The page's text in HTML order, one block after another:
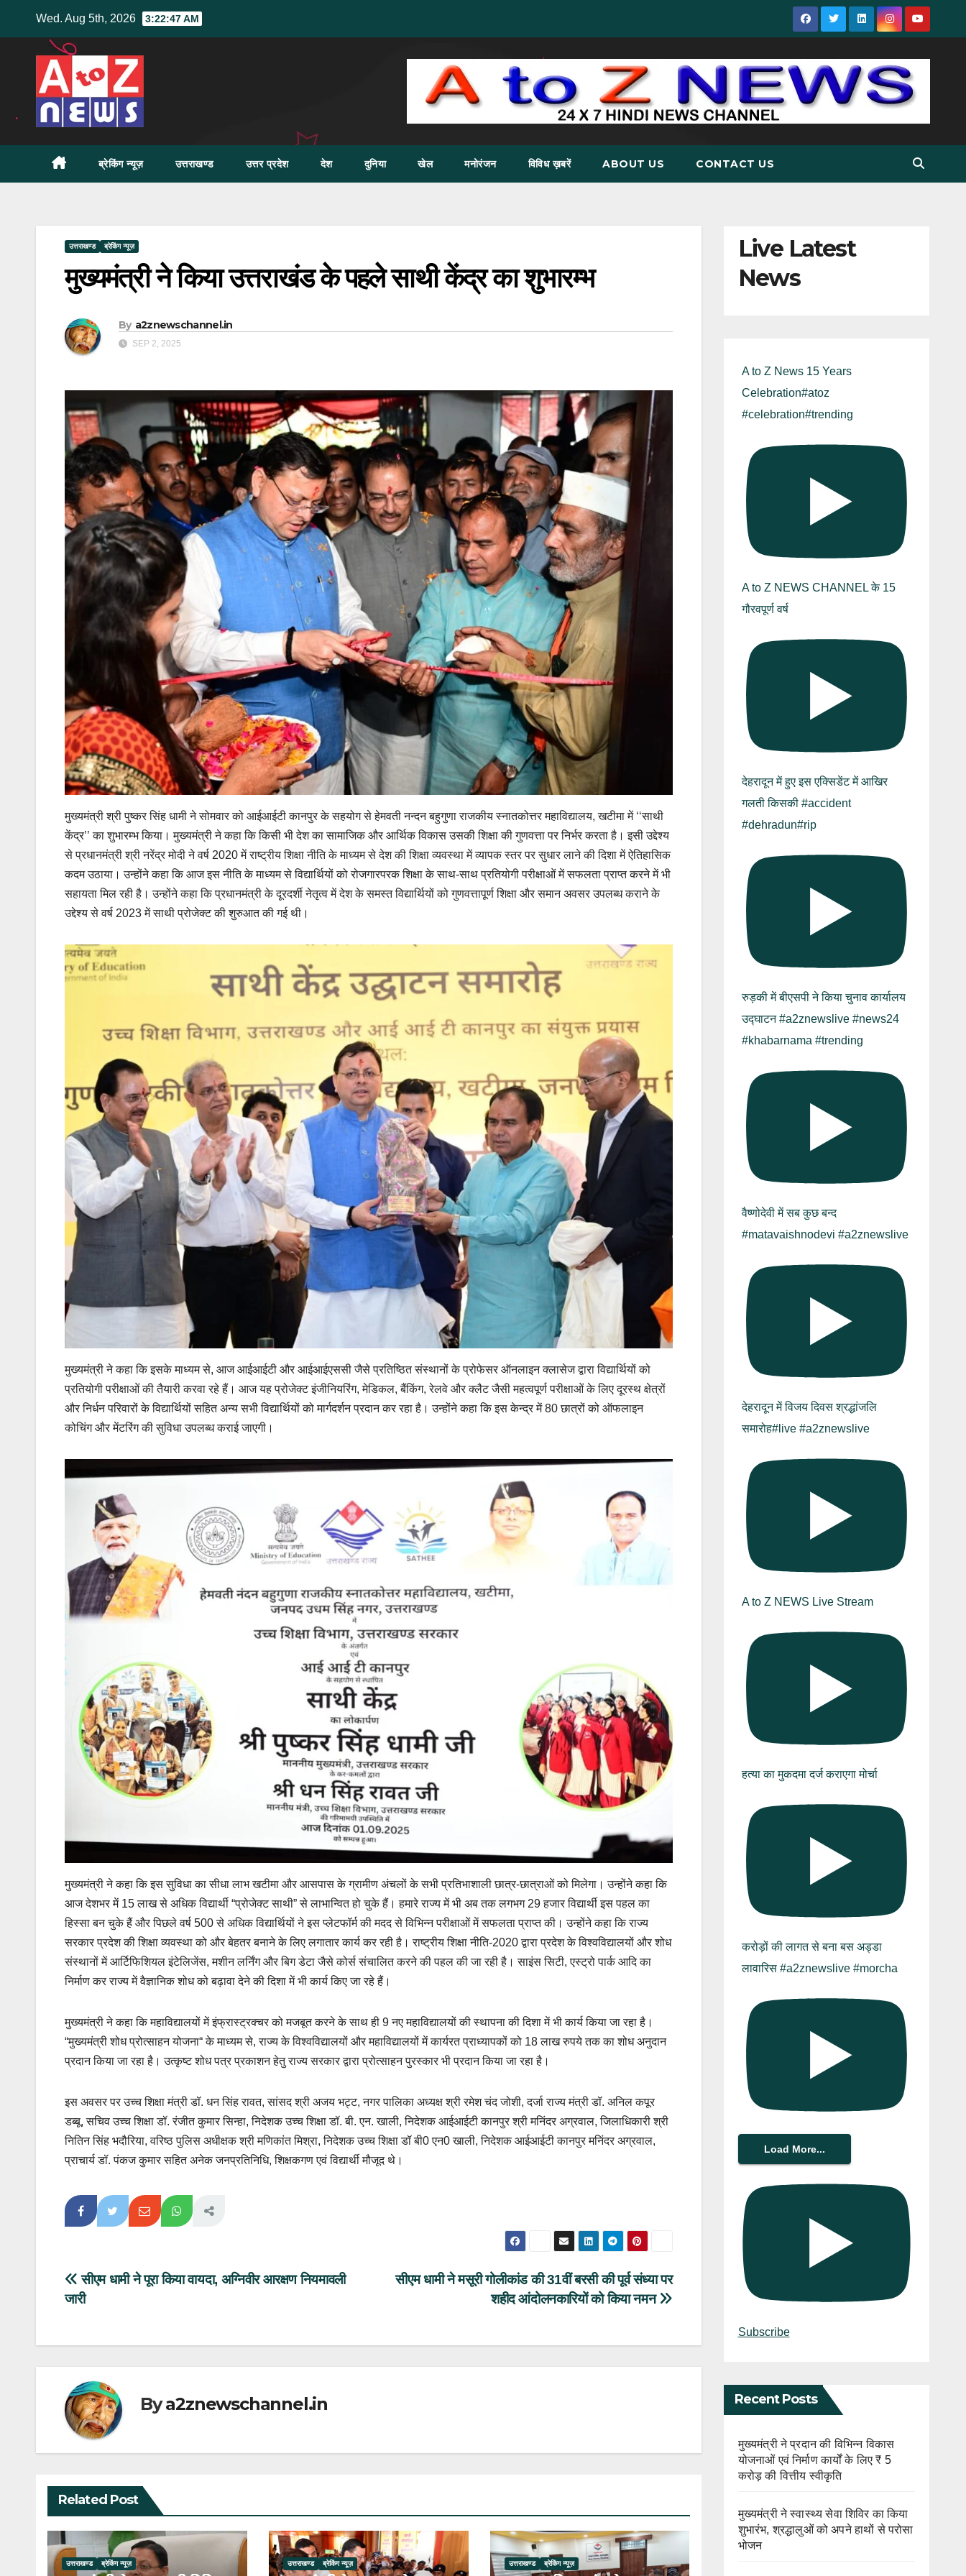
content
Wed. Aug 5th, 2026 3:22:49 AM
ब्रेकिंग न्यूज़ उत्तराखण्ड उत्तर प्रदेश देश दुनिया खेल मनोरंजन विविध ख़बरें ABOUT US CONTACT US
उत्तराखण्ड ब्रेकिंग न्यूज़
मुख्यमंत्री ने किया उत्तराखंड के पहले साथी केंद्र का शुभारम्भ
By a2znewschannel.in
SEP 2, 2025
मुख्यमंत्री श्री पुष्कर सिंह धामी ने सोमवार को आईआईटी कानपुर के सहयोग से हेमवती नन्दन बहुगुणा राजकीय स्नातकोत्तर महाविद्यालय, खटीमा में ‘‘साथी
केंद्र’’ का शुभारम्भ किया। मुख्यमंत्री ने कहा कि किसी भी देश का सामाजिक और आर्थिक विकास उसकी शिक्षा की गुणवत्ता पर निर्भर करता है। इसी उद्देश्य
से प्रधानमंत्री श्री नरेंद्र मोदी ने वर्ष 2020 में राष्ट्रीय शिक्षा नीति के माध्यम से देश की शिक्षा व्यवस्था में व्यापक स्तर पर सुधार लाने की दिशा में ऐतिहासिक
कदम उठाया। उन्होंने कहा कि आज इस नीति के माध्यम से विद्यार्थियों को रोजगारपरक शिक्षा के साथ-साथ प्रतियोगी परीक्षाओं में सफलता प्राप्त करने में भी
सहायता मिल रही है। उन्होंने कहा कि प्रधानमंत्री के दूरदर्शी नेतृत्व में देश के समस्त विद्यार्थियों को गुणवत्तापूर्ण शिक्षा और समान अवसर उपलब्ध कराने के
उद्देश्य से वर्ष 2023 में साथी प्रोजेक्ट की शुरुआत की गई थी।
मुख्यमंत्री ने कहा कि इसके माध्यम से, आज आईआईटी और आईआईएससी जैसे प्रतिष्ठित संस्थानों के प्रोफेसर ऑनलाइन क्लासेज द्वारा विद्यार्थियों को
प्रतियोगी परीक्षाओं की तैयारी करवा रहे हैं। आज यह प्रोजेक्ट इंजीनियरिंग, मेडिकल, बैंकिंग, रेलवे और क्लैट जैसी महत्वपूर्ण परीक्षाओं के लिए दूरस्थ क्षेत्रों
और निर्धन परिवारों के विद्यार्थियों सहित अन्य सभी विद्यार्थियों को मार्गदर्शन प्रदान कर रहा है। उन्होंने कहा कि इस केन्द्र में 80 छात्रों को ऑफलाइन
कोचिंग और मेंटरिंग की सुविधा उपलब्ध कराई जाएगी।
मुख्यमंत्री ने कहा कि इस सुविधा का सीधा लाभ खटीमा और आसपास के ग्रामीण अंचलों के सभी प्रतिभाशाली छात्र-छात्राओं को मिलेगा। उन्होंने कहा कि
आज देशभर में 15 लाख से अधिक विद्यार्थी “प्रोजेक्ट साथी” से लाभान्वित हो चुके हैं। हमारे राज्य में भी अब तक लगभग 29 हजार विद्यार्थी इस पहल का
हिस्सा बन चुके हैं और पिछले वर्ष 500 से अधिक विद्यार्थियों ने इस प्लेटफॉर्म की मदद से विभिन्न परीक्षाओं में सफलता प्राप्त की। उन्होंने कहा कि राज्य
सरकार प्रदेश की शिक्षा व्यवस्था को और बेहतर बनाने के लिए लगातार कार्य कर रही है। राष्ट्रीय शिक्षा नीति-2020 द्वारा प्रदेश के विश्वविद्यालयों और शोध
संस्थानों में आर्टिफिशियल इंटेलिजेंस, मशीन लर्निंग और बिग डेटा जैसे कोर्स संचालित करने की पहल की जा रही है। साइंस सिटी, एस्ट्रो पार्क आदि का
निर्माण कर राज्य में वैज्ञानिक शोध को बढ़ावा देने की दिशा में भी कार्य किए जा रहे हैं।
मुख्यमंत्री ने कहा कि महाविद्यालयों में इंफ्रास्ट्रक्चर को मजबूत करने के साथ ही 9 नए महाविद्यालयों की स्थापना की दिशा में भी कार्य किया जा रहा है।
“मुख्यमंत्री शोध प्रोत्साहन योजना“ के माध्यम से, राज्य के विश्वविद्यालयों और महाविद्यालयों में कार्यरत प्राध्यापकों को 18 लाख रुपये तक का शोध अनुदान
प्रदान किया जा रहा है। उत्कृष्ट शोध पत्र प्रकाशन हेतु राज्य सरकार द्वारा प्रोत्साहन पुरस्कार भी प्रदान किया जा रहा है।
इस अवसर पर उच्च शिक्षा मंत्री डॉ. धन सिंह रावत, सांसद श्री अजय भट्ट, नगर पालिका अध्यक्ष श्री रमेश चंद जोशी, दर्जा राज्य मंत्री डॉ. अनिल कपूर
डब्बू, सचिव उच्च शिक्षा डॉ. रंजीत कुमार सिन्हा, निदेशक उच्च शिक्षा डॉ. बी. एन. खाली, निदेशक आईआईटी कानपुर श्री मनिंदर अग्रवाल, जिलाधिकारी श्री
नितिन सिंह भदौरिया, वरिष्ठ पुलिस अधीक्षक श्री मणिकांत मिश्रा, निदेशक उच्च शिक्षा डॉ बी0 एन0 खाली, निदेशक आईआईटी कानपुर मनिंदर अग्रवाल,
प्राचार्य डॉ. पंकज कुमार सहित अनेक जनप्रतिनिधि, शिक्षकगण एवं विद्यार्थी मौजूद थे।
Post
navigation
सीएम धामी ने मसूरी गोलीकांड की 31वीं बरसी की पूर्व संध्या पर
शहीद आंदोलनकारियों को किया नमन
सीएम धामी ने पूरा किया वायदा, अग्निवीर आरक्षण नियमावली
जारी
Bya2znewschannel.in
Related Post
उत्तराखण्ड ब्रेकिंग न्यूज़ उत्तराखण्ड ब्रेकिंग न्यूज़ उत्तराखण्ड ब्रेकिंग न्यूज़
Live Latest
News
A to Z News 15 Years
Celebration#atoz
#celebration#trending
A to Z NEWS CHANNEL के 15
गौरवपूर्ण वर्ष
देहरादून में हुए इस एक्सिडेंट में आखिर
गलती किसकी #accident
#dehradun#rip
रुड़की में बीएसपी ने किया चुनाव कार्यालय
उद्घाटन #a2znewslive #news24
#khabarnama #trending
वैष्णोदेवी में सब कुछ बन्द
#matavaishnodevi #a2znewslive
देहरादून में विजय दिवस श्रद्धांजलि
समारोह#live #a2znewslive
A to Z NEWS Live Stream
हत्या का मुकदमा दर्ज कराएगा मोर्चा
करोड़ों की लागत से बना बस अड्डा
लावारिस #a2znewslive #morcha
Load More...
Subscribe
Recent Posts
मुख्यमंत्री ने प्रदान की विभिन्न विकास
योजनाओं एवं निर्माण कार्यों के लिए ₹ 5
करोड़ की वित्तीय स्वीकृति
मुख्यमंत्री ने स्वास्थ्य सेवा शिविर का किया
शुभारंभ, श्रद्धालुओं को अपने हाथों से परोसा
भोजन